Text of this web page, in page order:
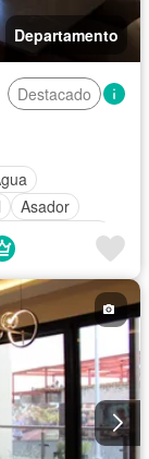
Departamento
Destacado
Asador
de vigilancia
integral
Gas natural